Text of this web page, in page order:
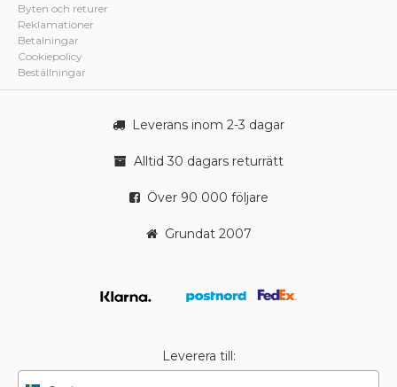
Byten och returer
Reklamationer
Betalningar
Cookiepolicy
Beställningar
Leverans inom 2-3 dagar
Alltid 30 dagars returrätt
Över 90 000 följare
Grundat 2007
Leverera till: